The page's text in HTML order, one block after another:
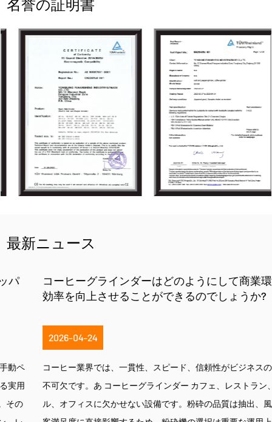
名誉の証明書
最新ニュース
コーヒーグラインダーはどのようにして商業環境の
効率を向上させることができるのでしょうか?
2026-04-24
コーヒー業界では、一貫性、スピード、信頼性がビジネスの成功に
不可欠です。あ コーヒーグラインダー カフェ、レストラン、ホテ
ル、オフィスに欠かせない設備です。粉砕の品質は抽出、風味、顧